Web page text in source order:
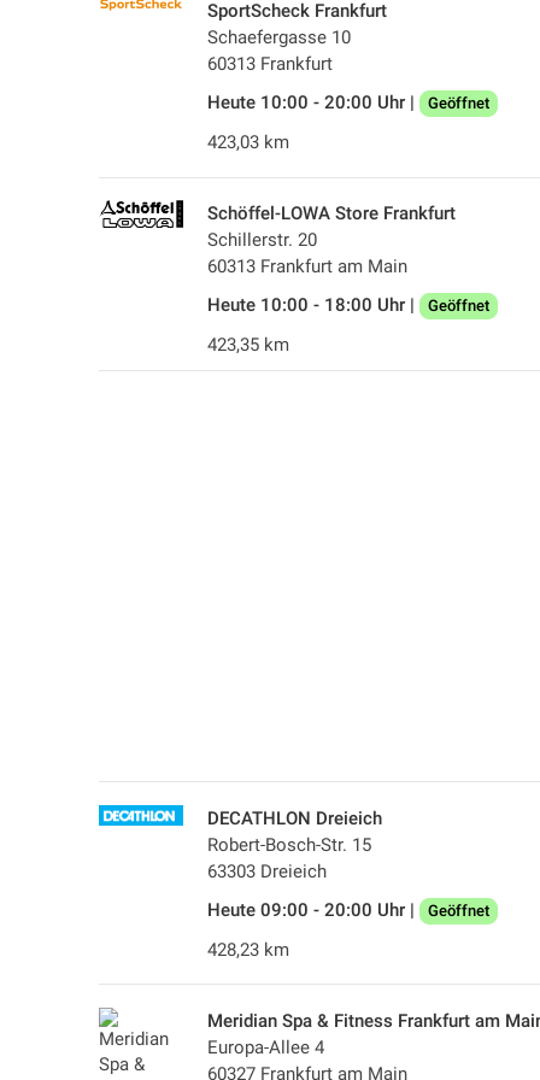
SportScheck Frankfurt
Schaefergasse 10
60313 Frankfurt
Heute 10:00 - 20:00 Uhr |
Geöffnet
423,03 km
Schöffel-LOWA Store Frankfurt
Schillerstr. 20
60313 Frankfurt am Main
Heute 10:00 - 18:00 Uhr |
Geöffnet
423,35 km
DECATHLON Dreieich
Robert-Bosch-Str. 15
63303 Dreieich
Heute 09:00 - 20:00 Uhr |
Geöffnet
428,23 km
Meridian Spa & Fitness Frankfurt am
Europa-Allee 4
60327 Frankfurt am Main